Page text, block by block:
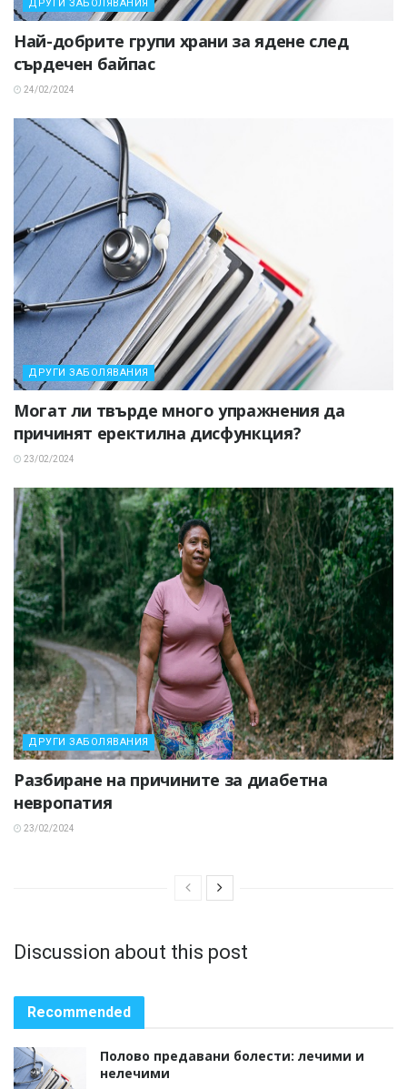
ДРУГИ ЗАБОЛЯВАНИЯ
Най-добрите групи храни за ядене след
сърдечен байпас
24/02/2024
ДРУГИ ЗАБОЛЯВАНИЯ
Могат ли твърде много упражнения да
причинят еректилна дисфункция?
23/02/2024
ДРУГИ ЗАБОЛЯВАНИЯ
Разбиране на причините за диабетна
невропатия
23/02/2024
Discussion about this post
Recommended
Полово предавани болести: лечими и
нелечими